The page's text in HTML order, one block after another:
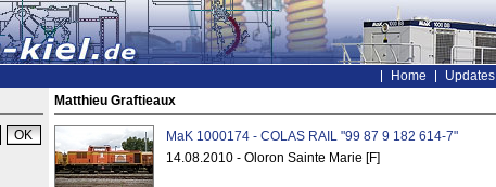
Home Updates
Matthieu Graftieaux
MaK 1000174 - COLAS RAIL "99 87 9 182 614-7"
14.08.2010 - Oloron Sainte Marie [F]